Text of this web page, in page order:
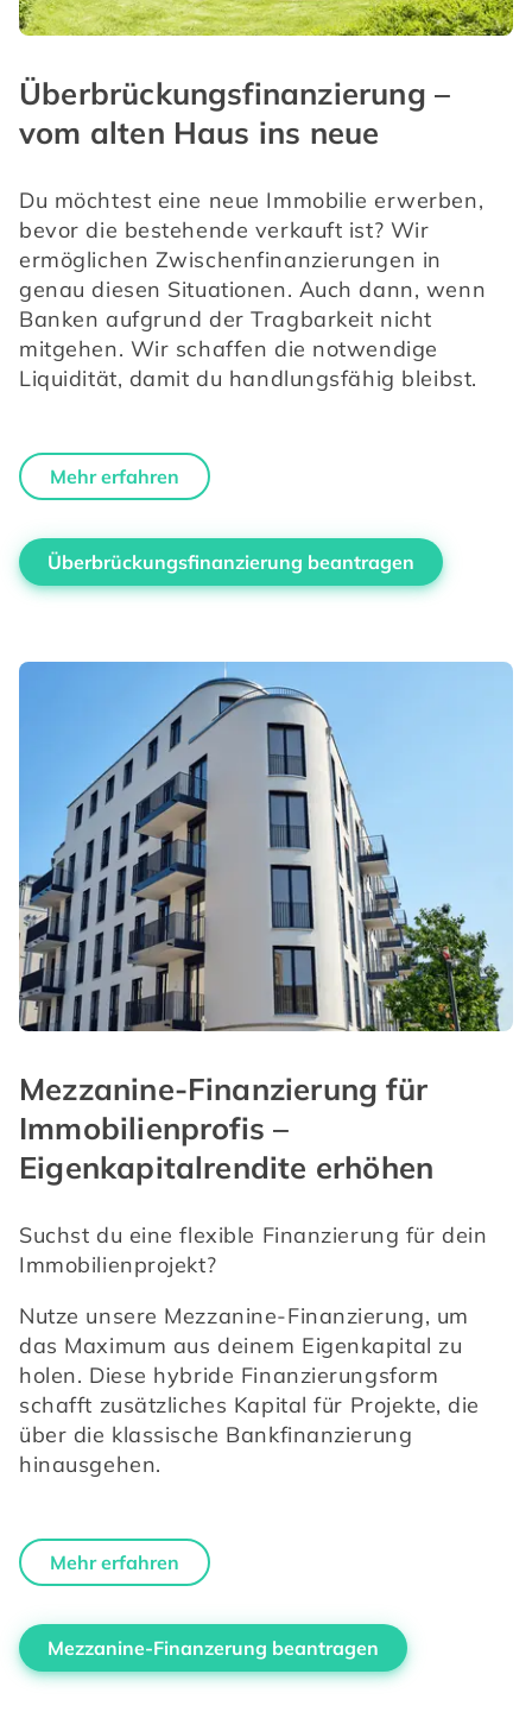
Überbrückungsfinanzierung –
vom alten Haus ins neue
Du möchtest eine neue Immobilie erwerben,
bevor die bestehende verkauft ist? Wir
ermöglichen Zwischenfinanzierungen in
genau diesen Situationen. Auch dann, wenn
Banken aufgrund der Tragbarkeit nicht
mitgehen. Wir schaffen die notwendige
Liquidität, damit du handlungsfähig bleibst.
Mehr erfahren
Überbrückungsfinanzierung beantragen
Mezzanine-Finanzierung für
Immobilienprofis –
Eigenkapitalrendite erhöhen
Suchst du eine flexible Finanzierung für dein
Immobilienprojekt?
Nutze unsere Mezzanine-Finanzierung, um
das Maximum aus deinem Eigenkapital zu
holen. Diese hybride Finanzierungsform
schafft zusätzliches Kapital für Projekte, die
über die klassische Bankfinanzierung
hinausgehen.
Mehr erfahren
Mezzanine-Finanzerung beantragen